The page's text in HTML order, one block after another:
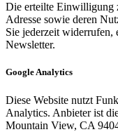
Die erteilte Einwilligung
Adresse sowie deren
Sie jederzeit widerrufen,
Newsletter.
Google Analytics
Diese Website nutzt
Analytics. Anbieter ist
Mountain View, CA